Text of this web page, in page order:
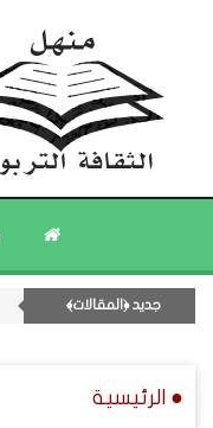
جديد ﴿المقالات﴾
● الرئيسية